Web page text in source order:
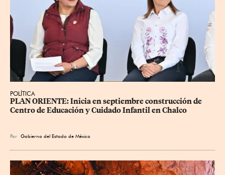
POLÍTICA
PLAN ORIENTE: Inicia en septiembre construcción de
Centro de Educación y Cuidado Infantil en Chalco
Por Gobierno del Estado de México